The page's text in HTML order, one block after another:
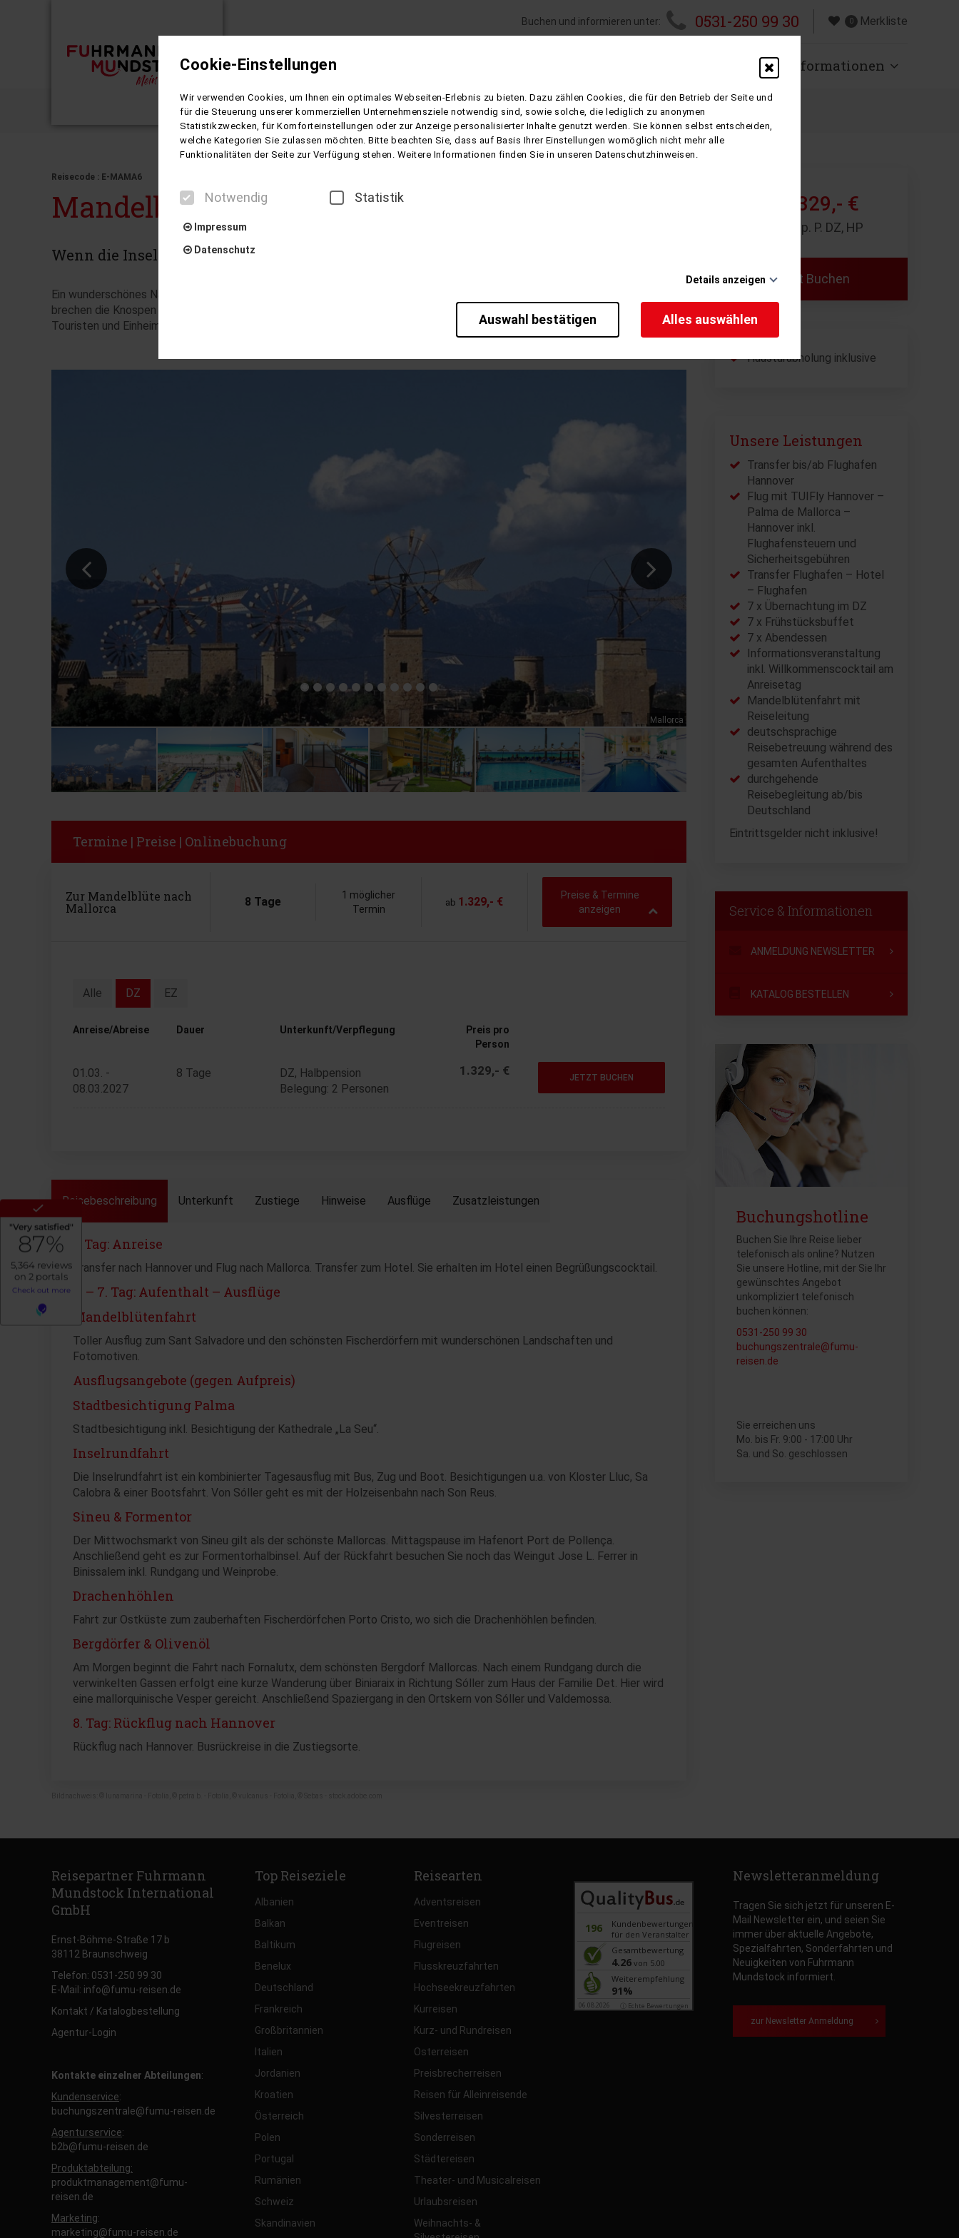
0 Merkliste
Buchen und informieren unter: 0531-250 99 30
Busreisen Flugreisen Informationen
Zur Mandelblüte nach Mallorca
Reisecode : E-MAMA6
Mandelblüte nach Mallorca
Wenn die Insel blüht...
Ein wunderschönes Naturschauspiel ist jedes Jahr von Ende Januar bis Mitte März die Mandelblüte auf Mallorca. Ende Januar
brechen die Knospen der Mandelbäume auf und dann beginnt die Insel einen Schönheitswettbewerb in weiß und rosa.
Touristen und Einheimische sind gleichermaßen entzückt und genießen das Ereignis mit allen Sinnen.
Mallorca
Termine | Preise | Onlinebuchung
Zur Mandelblüte nach
Mallorca
8 Tage
1 möglicher
Termin
ab 1.329,- €
Preise & Termine
anzeigen
Alle DZ EZ
Anreise/Abreise Dauer Unterkunft/Verpflegung
Preis pro
Person
01.03. -
08.03.2027
8 Tage
DZ, Halbpension
Belegung: 2 Personen
1.329,- € JETZT BUCHEN
Reisebeschreibung Unterkunft Zustiege Hinweise Ausflüge Zusatzleistungen
1. Tag: Anreise
Transfer nach Hannover und Flug nach Mallorca. Transfer zum Hotel. Sie erhalten im Hotel einen Begrüßungscocktail.
2. – 7. Tag: Aufenthalt – Ausflüge
Mandelblütenfahrt
Toller Ausflug zum Sant Salvadore und den schönsten Fischerdörfern mit wunderschönen Landschaften und
Fotomotiven.
Ausflugsangebote (gegen Aufpreis)
Stadtbesichtigung Palma
Stadtbesichtigung inkl. Besichtigung der Kathedrale „La Seu“.
Inselrundfahrt
Die Inselrundfahrt ist ein kombinierter Tagesausflug mit Bus, Zug und Boot. Besichtigungen u.a. von Kloster Lluc, Sa
Calobra & einer Bootsfahrt. Von Sóller geht es mit der Holzeisenbahn nach Son Reus.
Sineu & Formentor
Der Mittwochsmarkt von Sineu gilt als der schönste Mallorcas. Mittagspause im Hafenort Port de Pollença.
Anschließend geht es zur Formentorhalbinsel. Auf der Rückfahrt besuchen Sie noch das Weingut Jose L. Ferrer in
Binissalem inkl. Rundgang und Weinprobe.
Drachenhöhlen
Fahrt zur Ostküste zum zauberhaften Fischerdörfchen Porto Cristo, wo sich die Drachenhöhlen befinden.
Bergdörfer & Olivenöl
Am Morgen beginnt die Fahrt nach Fornalutx, dem schönsten Bergdorf Mallorcas. Nach einem Rundgang durch die
verwinkelten Gassen erfolgt eine kurze Wanderung über Biniaraix in Richtung Sóller zum Haus der Familie Det. Hier wird
eine mallorquinische Vesper gereicht. Anschließend Spaziergang in den Ortskern von Sóller und Valdemossa.
8. Tag: Rückflug nach Hannover
Rückflug nach Hannover. Busrückreise in die Zustiegsorte.
1.329,- €
8 Tage p. P. DZ, HP
Jetzt Buchen
Haustürabholung inklusive
Unsere Leistungen
Transfer bis/ab Flughafen
Hannover
Flug mit TUIFly Hannover –
Palma de Mallorca –
Hannover inkl.
Flughafensteuern und
Sicherheitsgebühren
Transfer Flughafen – Hotel
– Flughafen
7 x Übernachtung im DZ
7 x Frühstücksbuffet
7 x Abendessen
Informationsveranstaltung
inkl. Willkommenscocktail am
Anreisetag
Mandelblütenfahrt mit
Reiseleitung
deutschsprachige
Reisebetreuung während des
gesamten Aufenthaltes
durchgehende
Reisebegleitung ab/bis
Deutschland
Eintrittsgelder nicht inklusive!
Service & Informationen
ANMELDUNG NEWSLETTER
KATALOG BESTELLEN
Buchungshotline
Buchen Sie Ihre Reise lieber
telefonisch als online? Nutzen
Sie unsere Hotline, mit der Sie Ihr
gewünschtes Angebot
unkompliziert telefonisch
buchen können:
0531-250 99 30
buchungszentrale@fumu-
reisen.de
Sie erreichen uns
Mo. bis Fr. 9:00 - 17:00 Uhr
Sa. und So. geschlossen
Reisepartner Fuhrmann
Mundstock International
GmbH
Ernst-Böhme-Straße 17 b
38112 Braunschweig
Telefon: 0531-250 99 30
E-Mail: info@fumu-reisen.de
Kontakt / Katalogbestellung
Agentur-Login
Kontakte einzelner Abteilungen:
Kundenservice:
buchungszentrale@fumu-reisen.de
Agenturservice:
b2b@fumu-reisen.de
Produktabteilung:
produktmanagement@fumu-
reisen.de
Marketing:
marketing@fumu-reisen.de
Top Reiseziele
Albanien
Balkan
Baltikum
Benelux
Deutschland
Frankreich
Großbritannien
Italien
Jordanien
Kroatien
Österreich
Polen
Portugal
Rumänien
Schweiz
Skandinavien
Reisearten
Adventsreisen
Eventreisen
Flugreisen
Flusskreuzfahrten
Hochseekreuzfahrten
Kurreisen
Kurz- und Rundreisen
Osterreisen
Preisbrecherreisen
Reisen für Alleinreisende
Silvesterreisen
Sonderreisen
Städtereisen
Theater- und Musicalreisen
Urlaubsreisen
Weihnachts- &
196
Kundenbewertungen
für den Veranstalter
Gesamtbewertung
4.26von 5.00
Weiterempfehlung
91%
06.08.2026 ⓘ Echte Bewertungen
Newsletteranmeldung
Tragen Sie sich jetzt für unseren E-
Mail Newsletter ein, und seien Sie
immer über aktuelle Angebote,
Spezialfahrten, Sonderfahrten und
Neuigkeiten von Fuhrmann
Mundstock informiert.
zur Newsletter Anmeldung
Cookie-Einstellungen
Wir verwenden Cookies, um Ihnen ein optimales Webseiten-Erlebnis zu bieten. Dazu zählen Cookies, die für den Betrieb der Seite und
für die Steuerung unserer kommerziellen Unternehmensziele notwendig sind, sowie solche, die lediglich zu anonymen
Statistikzwecken, für Komforteinstellungen oder zur Anzeige personalisierter Inhalte genutzt werden. Sie können selbst entscheiden,
welche Kategorien Sie zulassen möchten. Bitte beachten Sie, dass auf Basis Ihrer Einstellungen womöglich nicht mehr alle
Funktionalitäten der Seite zur Verfügung stehen. Weitere Informationen finden Sie in unseren Datenschutzhinweisen.
Notwendig Statistik
Impressum
Datenschutz
Details anzeigen
Diese Cookies sind für den Betrieb der Seite unbedingt notwendig und ermöglichen beispielsweise sicherheitsrelevante
Funktionalitäten. Außerdem können wir mit dieser Art von Cookies ebenfalls erkennen, ob Sie in Ihrem Profil eingeloggt bleiben
Auswahl bestätigen Alles auswählen